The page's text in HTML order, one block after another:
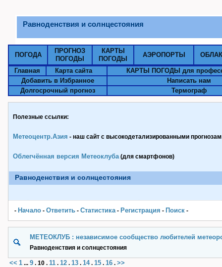
Равноденствия и солнцестояния
ПОГОДА
ПРОГНОЗ
ПОГОДЫ
КАРТЫ
ПОГОДЫ
АЭРОПОРТЫ
Главная Карта сайта
КАРТЫ ПОГОДЫ для
Добавить в Избранное
Написать нам
Долгосрочный прогноз
Термограф
Полезные ссылки:
Метеоцентр.Азия - наш сайт с высокодетализированными
Облегчённая версия Метеоклуба(для смартфонов)
Равноденствия и солнцестояния
- Начало - Ответить - Статистика- Pегистрация - Поиск -
МЕТЕОКЛУБ : независимое сообщество любителей
Равноденствия и солнцестояния
<< 1 ... 9 . 10 . 11 . 12 . 13 . 14. 15 . 16 . >>